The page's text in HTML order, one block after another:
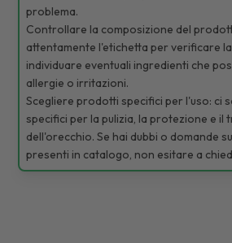
problema.
Controllare la composizione del
attentamente l'etichetta per verificare
individuare eventuali ingredienti che
allergie o irritazioni.
Scegliere prodotti specifici per l'uso: ci
specifici per la pulizia, la protezione e il
dell'orecchio. Se hai dubbi o domande
presenti in catalogo, non esitare a